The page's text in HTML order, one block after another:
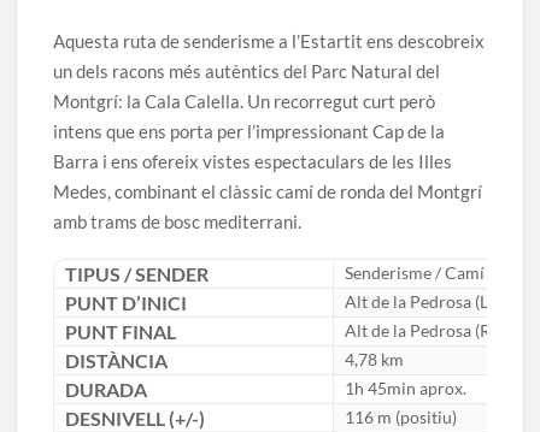
Aquesta ruta de senderisme a l’Estartit ens descobreix
un dels racons més autèntics del Parc Natural del
Montgrí: la Cala Calella. Un recorregut curt però
intens que ens porta per l’impressionant Cap de la
Barra i ens ofereix vistes espectaculars de les Illes
Medes, combinant el clàssic camí de ronda del Montgrí
amb trams de bosc mediterrani.
TIPUS / SENDER Senderisme / Camí de
PUNT D’INICI Alt de la Pedrosa
PUNT FINAL Alt de la Pedrosa (Ruta
DISTÀNCIA 4,78 km
DURADA 1h 45min aprox.
DESNIVELL (+/-) 116 m (positiu)